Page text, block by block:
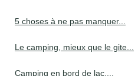
5 choses à ne pas manquer...
Le camping, mieux que le gite...
Camping en bord de lac,...